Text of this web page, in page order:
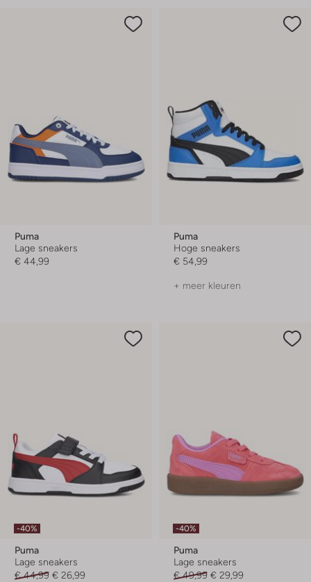
Puma
Lage sneakers
€ 44,99
Puma
Hoge sneakers
€ 54,99
+ meer kleuren
-40%
Puma
Lage sneakers
€ 44,99 € 26,99
-40%
Puma
Lage sneakers
€ 49,99 € 29,99